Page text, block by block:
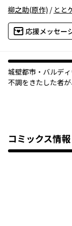
柳之助(原作) / とと
応援メッセー
城壁都市・バルデ
不調をきたした者
ずにもかかわらず
花』『魔犬』『宝
ついて――。これは、
管理する少年による
コミックス情報